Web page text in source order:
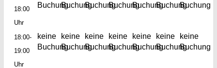
18:00
Uhr
BuchungBuchungBuchungBuchungBuchungBuchungBuchung
18:00-
19:00
Uhr
keine
Buchung
keine
Buchung
keine
Buchung
keine
Buchung
keine
Buchung
keine
Buchung
keine
Buchung